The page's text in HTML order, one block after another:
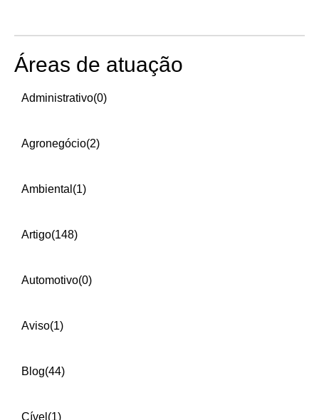
Áreas de atuação
Administrativo(0)
Agronegócio(2)
Ambiental (1)
Artigo(148)
Automotivo(0)
Aviso(1)
Blog(44)
Cível (1)